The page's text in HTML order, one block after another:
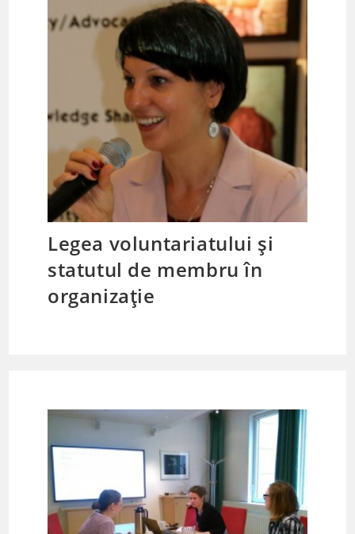
Legea voluntariatului și
statutul de membru în
organizație